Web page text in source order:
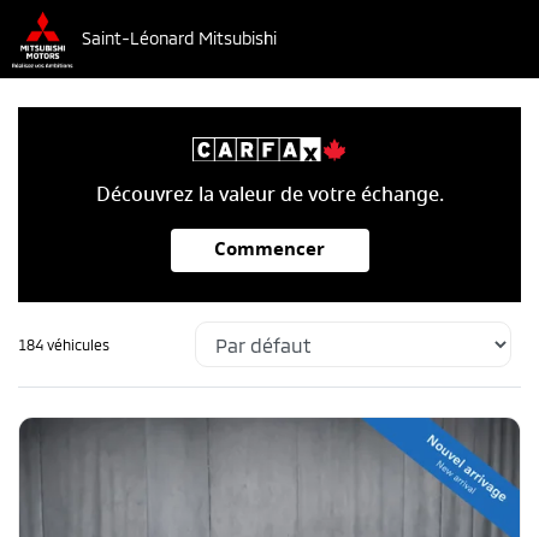
Saint-Léonard Mitsubishi
Découvrez la valeur de votre échange.
Commencer
184 véhicules